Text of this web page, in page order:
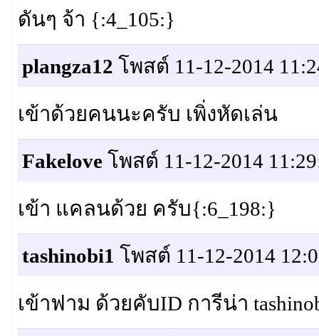
ดันๆ จ้า {:4_105:}
plangza12 โพสต์ 11-12-2014
เข้าด้วยคนนะครับ เพิ่งหัดเล่น
Fakeloveโพสต์ 11-12-2014
เข้า แคลนด้วย ครับ{:6_198:}
tashinobi1 โพสต์ 11-12-2014
เข้าฟาม ด้วยคับID การีน่า